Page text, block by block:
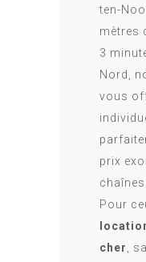
ten-
mètres
3
Nord,
vous
prix
chaînes.
Pour
cher,